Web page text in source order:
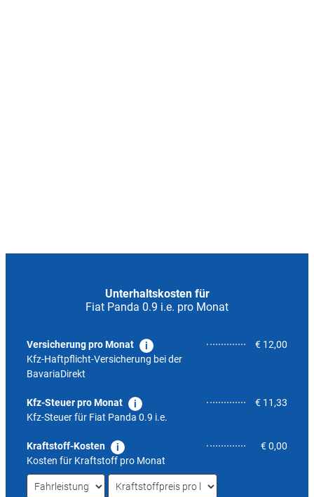
Unterhaltskosten für
Fiat Panda 0.9 i.e. pro Monat
Versicherung pro Monat
Kfz-Haftpflicht-Versicherung bei der
BavariaDirekt
€ 12,00
Kfz-Steuer pro Monat
Kfz-Steuer für Fiat Panda 0.9 i.e.
€ 11,33
Kraftstoff-Kosten
Kosten für Kraftstoff pro Monat
€ 0,00